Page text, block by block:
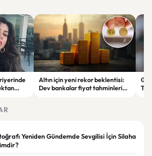
Altın için yeni rekor beklentisi:
Dev bankalar fiyat tahminlerini
Yeniden Gündemde Sevgilisi İçin Silaha